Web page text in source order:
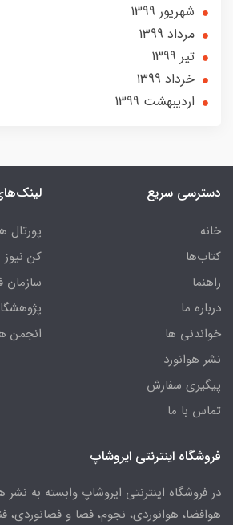
شهریور 1399
مرداد 1399
تير 1399
خرداد 1399
ارديبهشت 1399
دسترسی سریع
خانه
کتاب‌ها
راهنما
درباره ما
خواندنی ها
نشر هوانورد
پیگیری سفارش
تماس با ما
پورتال
کن نیوز
سازمان
انجمن
فروشگاه اینترنتی ایروشاپ
در فروشگاه اینترنتی ایروشاپ وابسته به نشر
هوافضا، هوانوردی، نجوم، فضا و فضانوردی،